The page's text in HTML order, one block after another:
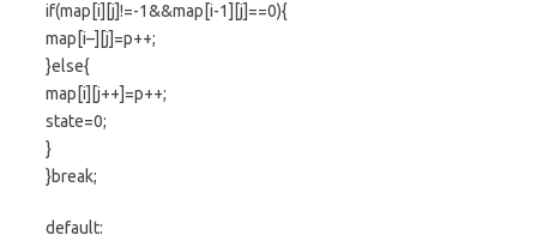
if(map[i][j]!=-1&&map[i-1][j]==0){
map[i–][j]=p++;
}else{
map[i][j++]=p++;
state=0;
}
}break;
default: